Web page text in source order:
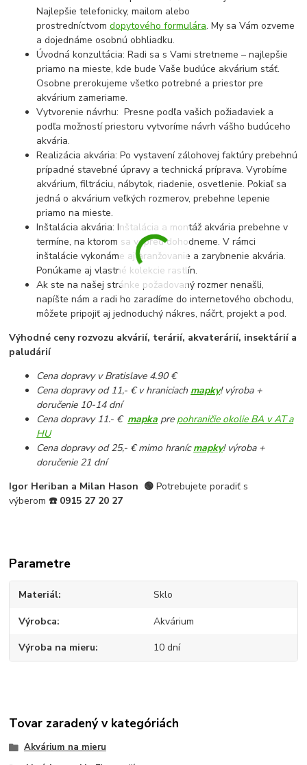
Najlepšie telefonicky, mailom alebo
prostredníctvomdopytového formulára. My sa Vám ozveme
a dojednáme osobnú obhliadku.
Úvodná konzultácia: Radi sa s Vami stretneme – najlepšie
priamo na mieste, kde bude Vaše budúce akvárium stáť.
Osobne prerokujeme všetko potrebné a priestor pre
akvárium zameriame.
Vytvorenie návrhu: Presne podľa vašich požiadaviek a
podľa možností priestoru vytvoríme návrh vášho budúceho
akvária.
Realizácia akvária: Po vystavení zálohovej faktúry prebehnú
prípadné stavebné úpravy a technická príprava. Vyrobíme
akvárium, filtráciu, nábytok, riadenie, osvetlenie. Pokiaľ sa
jedná o akvárium veľkých rozmerov, prebehne lepenie
priamo na mieste.
Inštalácia akvária: Inštalácia a montáž akvária prebehne v
termíne, na ktorom sa vopred dohodneme. V rámci
inštalácie vykonáme aj aranžovanie a zarybnenie akvária.
Ponúkame aj vlastné kolekcie rastlín.
Ak ste na našej stránke požadovaný rozmer nenašli,
napíšte nám a radi ho zaradíme do internetového obchodu,
môžete pripojiť aj jednoduchý nákres, náčrt, projekt a pod.
Výhodné ceny rozvozu akvárií, terárií, akvaterárií, insektárií a
paludárií
Cena dopravy v Bratislave 4.90 €
Cena dopravy od 11,- € v hraniciach mapky! výroba +
doručenie 10-14 dní
Cena dopravy 11.- € mapka pre pohraničie okolie BA v AT a
HU
Cena dopravy od 25,- € mimo hranícmapky! výroba +
doručenie 21 dní
Igor Heriban a Milan Hason 🟢Potrebujete poradiť s
výberom ☎️ 0915 27 20 27
Parametre
Materiál Sklo
Výrobca Akvárium
Výroba na mieru 10 dní
Tovar zaradený v kategóriách
Akvárium na mieru